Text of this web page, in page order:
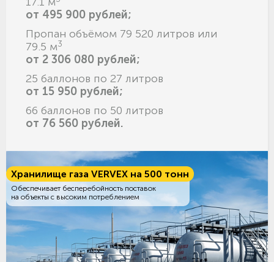
от 495 900 рублей;
Пропан объёмом 79 520 литров или
79.5 м3
от 2 306 080 рублей;
25 баллонов по 27 литров
от 15 950 рублей;
66 баллонов по 50 литров
от 76 560 рублей.
Хранилище газа VERVEX на 500 тонн
Обеспечивает бесперебойность поставок
на объекты с высоким потреблением